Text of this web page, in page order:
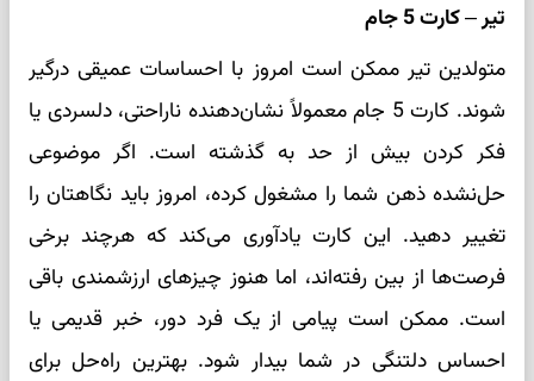
تیر – کارت 5 جام
متولدین تیر ممکن است امروز با احساسات عمیقی درگیر
شوند. کارت 5 جام معمولاً نشان‌دهنده ناراحتی، دلسردی یا
فکر کردن بیش از حد به گذشته است. اگر موضوعی
حل‌نشده ذهن شما را مشغول کرده، امروز باید نگاهتان را
تغییر دهید. این کارت یادآوری می‌کند که هرچند برخی
فرصت‌ها از بین رفته‌اند، اما هنوز چیزهای ارزشمندی باقی
است. ممکن است پیامی از یک فرد دور، خبر قدیمی یا
احساس دلتنگی در شما بیدار شود. بهترین راه‌حل برای